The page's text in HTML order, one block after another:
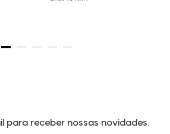
para receber nossas novidades.